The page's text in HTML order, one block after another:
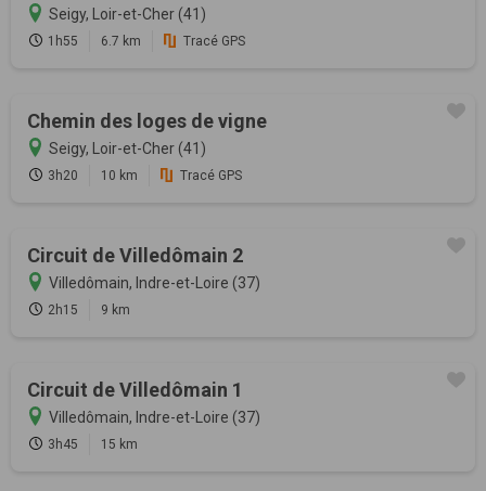
Seigy, Loir-et-Cher (41)
1h55 6.7 km Tracé GPS
Chemin des loges de vigne
Seigy, Loir-et-Cher (41)
3h20 10 km Tracé GPS
Circuit de Villedômain 2
Villedômain, Indre-et-Loire (37)
2h15 9 km
Circuit de Villedômain 1
Villedômain, Indre-et-Loire (37)
3h45 15 km